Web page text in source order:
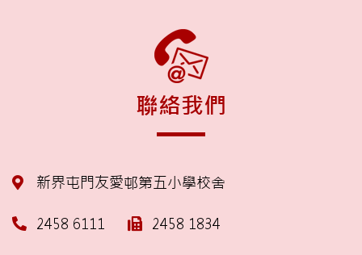
聯絡我們
新界屯門友愛邨第五小學校舍
2458 6111 2458 1834